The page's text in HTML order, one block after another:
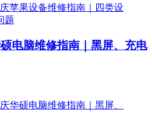
电脑维修指南｜黑屏、充电